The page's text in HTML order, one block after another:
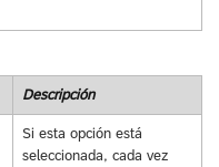
Descripción
Si esta opción está
seleccionada, cada vez